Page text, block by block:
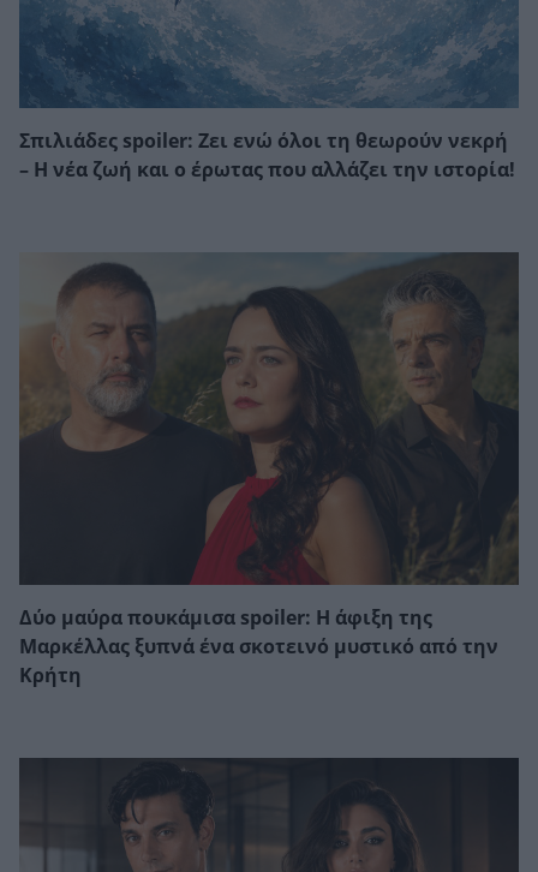
Σπιλιάδες spoiler: Ζει ενώ όλοι τη θεωρούν νεκρή
– Η νέα ζωή και ο έρωτας που αλλάζει την ιστορία!
Δύο μαύρα πουκάμισα spoiler: Η άφιξη της
Μαρκέλλας ξυπνά ένα σκοτεινό μυστικό από την
Κρήτη